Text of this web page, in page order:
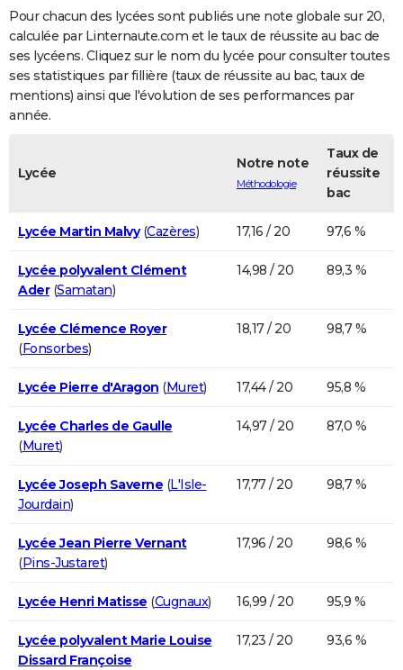
COPAINS D'AVANT
S'inscrire
Se connecter
Lycées
Collèges
Primaires
Universités
Entreprises
Service militaire
Avis de recherche
AVIS DE DÉCÈS
FORUM
Bricolage
Lifestyle
Culture
Sport
Auto
Television
Voyage
Cinema
Pour chacun des lycées sont publiés une note globale sur 20,
calculée par Linternaute.com et le taux de réussite au bac de
ses lycéens. Cliquez sur le nom du lycée pour consulter toutes
ses statistiques par fillière (taux de réussite au bac, taux de
mentions) ainsi que l'évolution de ses performances par
année.
Lycée
Notre note
Méthodologie
Taux de
réussite
bac
Lycée Martin Malvy(Cazères) 17,16 / 20 97,6 %
Lycée polyvalent Clément
Ader(Samatan)
14,98 / 20 89,3 %
Lycée Clémence Royer
(Fonsorbes)
18,17 / 20 98,7 %
Lycée Pierre d'Aragon (Muret) 17,44 / 20 95,8 %
Lycée Charles de Gaulle
(Muret)
14,97 / 20 87,0 %
Lycée Joseph Saverne (L'Isle-
Jourdain)
17,77 / 20 98,7 %
Lycée Jean Pierre Vernant
(Pins-Justaret)
17,96 / 20 98,6 %
Lycée Henri Matisse (Cugnaux) 16,99 / 20 95,9 %
Lycée polyvalent Marie Louise
Dissard Françoise
17,23 / 20 93,6 %